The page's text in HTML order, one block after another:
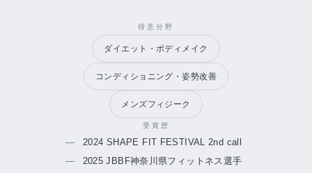
得意分野
ダイエット・ボディメイク
コンディショニング・姿勢改善
メンズフィジーク
受賞歴
2024 SHAPE FIT FESTIVAL 2nd call
2025 JBBF神奈川県フィットネス選手